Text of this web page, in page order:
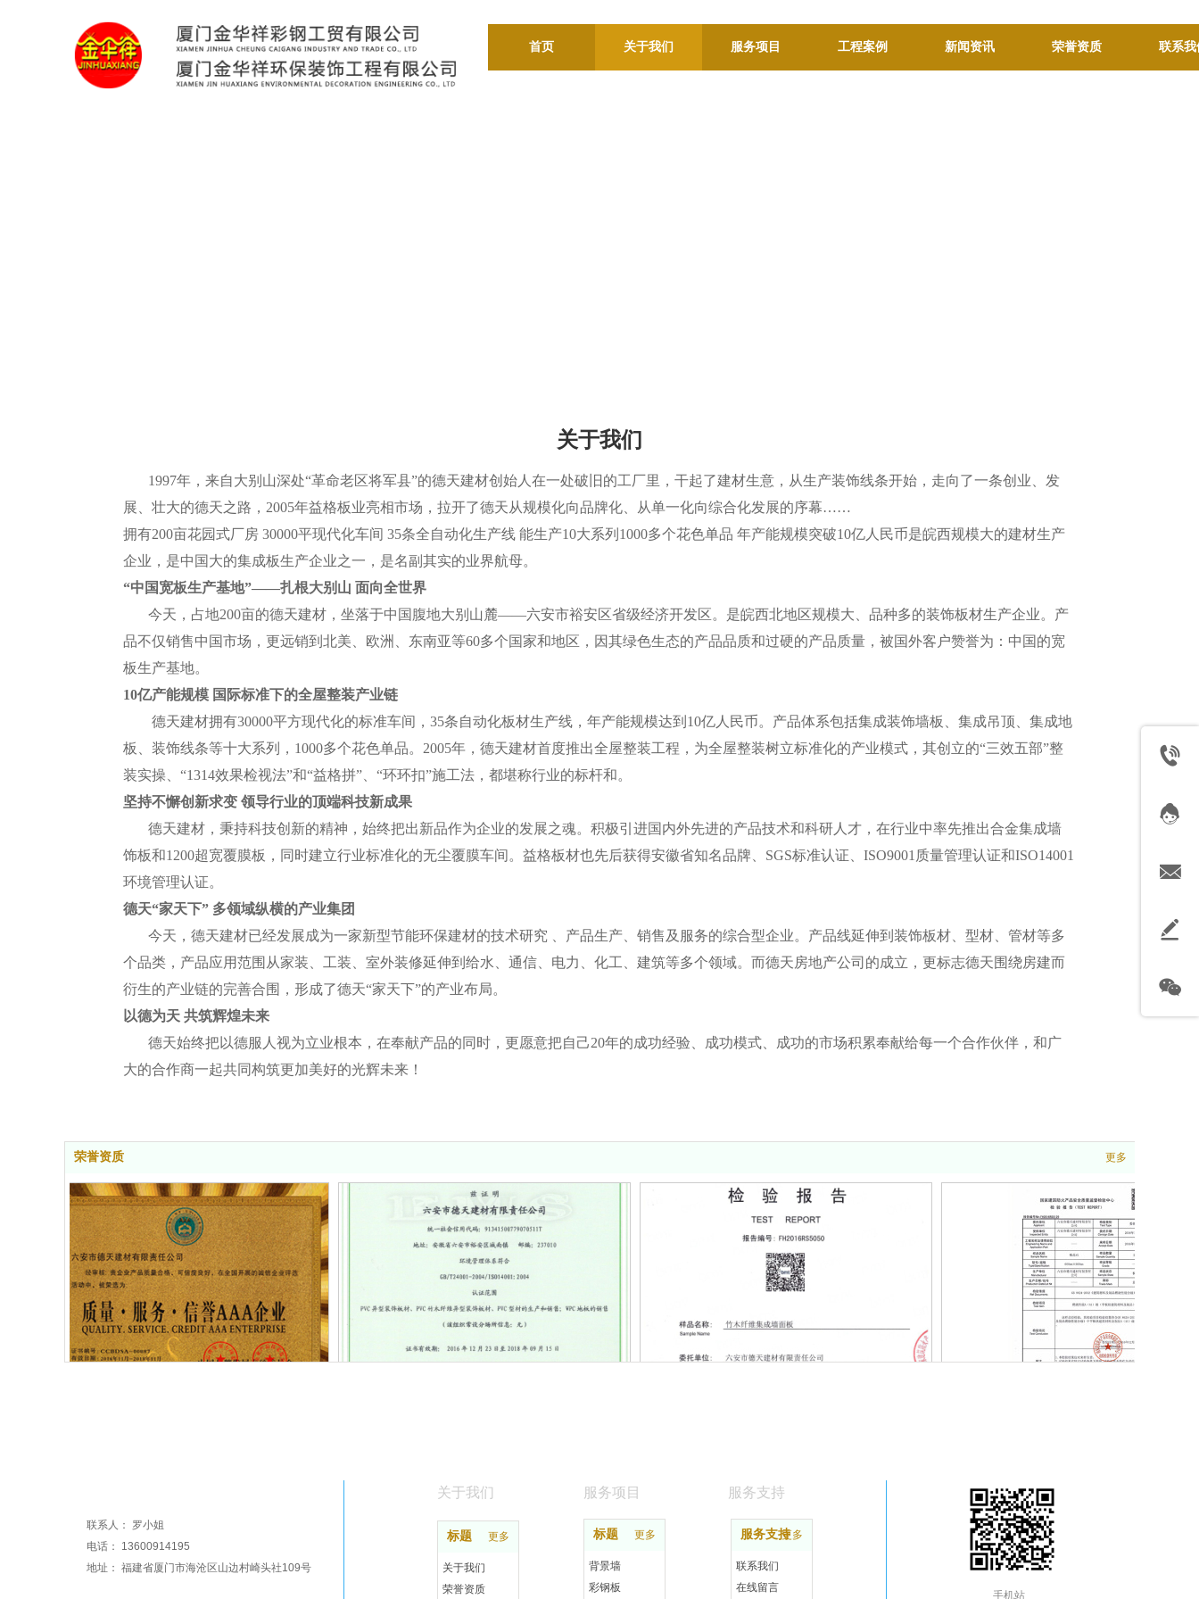
首页 关于我们 服务项目 工程案例 新闻资讯 荣誉资质 联系我
关于我们
1997年，来自大别山深处“革命老区将军县”的德天建材创始人在一处破旧的工厂里，干起了建材生意，从生产装饰线条开始，走向了一条创业、发
展、壮大的德天之路，2005年益格板业亮相市场，拉开了德天从规模化向品牌化、从单一化向综合化发展的序幕……
拥有200亩花园式厂房 30000平现代化车间 35条全自动化生产线 能生产10大系列1000多个花色单品 年产能规模突破10亿人民币是皖西规模大的建材生产
企业，是中国大的集成板生产企业之一，是名副其实的业界航母。
“中国宽板生产基地”——扎根大别山 面向全世界
今天，占地200亩的德天建材，坐落于中国腹地大别山麓——六安市裕安区省级经济开发区。是皖西北地区规模大、品种多的装饰板材生产企业。产
品不仅销售中国市场，更远销到北美、欧洲、东南亚等60多个国家和地区，因其绿色生态的产品品质和过硬的产品质量，被国外客户赞誉为：中国的宽
板生产基地。
10亿产能规模 国际标准下的全屋整装产业链
德天建材拥有30000平方现代化的标准车间，35条自动化板材生产线，年产能规模达到10亿人民币。产品体系包括集成装饰墙板、集成吊顶、集成地
板、装饰线条等十大系列，1000多个花色单品。2005年，德天建材首度推出全屋整装工程，为全屋整装树立标准化的产业模式，其创立的“三效五部”整
装实操、“1314效果检视法”和“益格拼”、“环环扣”施工法，都堪称行业的标杆和。
坚持不懈创新求变 领导行业的顶端科技新成果
德天建材，秉持科技创新的精神，始终把出新品作为企业的发展之魂。积极引进国内外先进的产品技术和科研人才，在行业中率先推出合金集成墙
饰板和1200超宽覆膜板，同时建立行业标准化的无尘覆膜车间。益格板材也先后获得安徽省知名品牌、SGS标准认证、ISO9001质量管理认证和ISO14001
环境管理认证。
德天“家天下” 多领域纵横的产业集团
今天，德天建材已经发展成为一家新型节能环保建材的技术研究 、产品生产、销售及服务的综合型企业。产品线延伸到装饰板材、型材、管材等多
个品类，产品应用范围从家装、工装、室外装修延伸到给水、通信、电力、化工、建筑等多个领域。而德天房地产公司的成立，更标志德天围绕房建而
衍生的产业链的完善合围，形成了德天“家天下”的产业布局。
以德为天 共筑辉煌未来
德天始终把以德服人视为立业根本，在奉献产品的同时，更愿意把自己20年的成功经验、成功模式、成功的市场积累奉献给每一个合作伙伴，和广
大的合作商一起共同构筑更加美好的光辉未来！
荣誉资质 更多
标题 更多
关于我们
荣誉资质
标题 更多
背景墙
彩钢板
服务支持更多
联系我们
在线留言
联系人： 罗小姐
电话： 13600914195
地址： 福建省厦门市海沧区山边村崎头社109号
关于我们 服务项目 服务支持
手机站